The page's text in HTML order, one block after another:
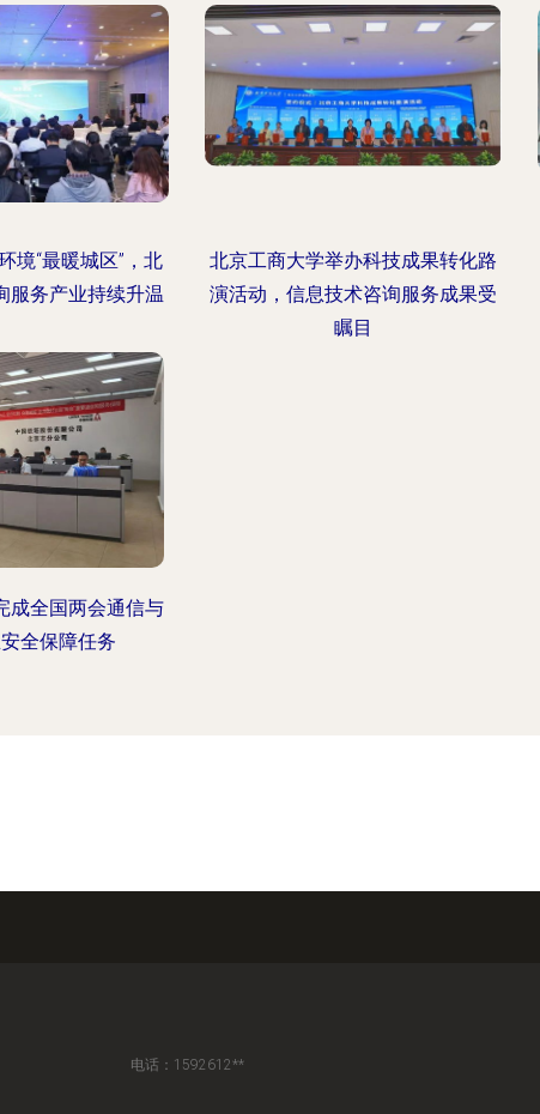
境“最暖城区”，北
服务产业持续升温
北京工商大学举办科技成果转化路
演活动，信息技术咨询服务成果受
瞩目
成全国两会通信与
全保障任务
电话：1592612**